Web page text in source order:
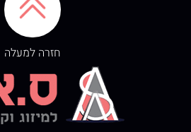
חזרה למעלה